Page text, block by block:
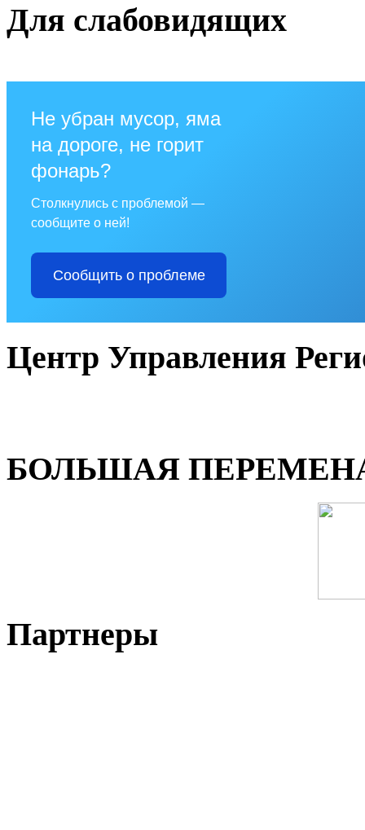
Для слабовидящих
Не убран мусор, яма
на дороге, не горит
фонарь?
Столкнулись с проблемой —
сообщите о ней!
Сообщить о проблеме
Центр Управления
БОЛЬШАЯ
Партнеры